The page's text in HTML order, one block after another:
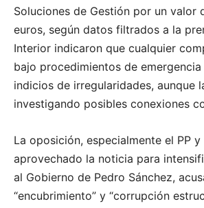
Soluciones de Gestión por un valor
euros, según datos filtrados a la
Interior indicaron que cualquier
bajo procedimientos de
indicios de irregularidades, aunque
investigando posibles conexiones
La oposición, especialmente el PP y
aprovechado la noticia para
al Gobierno de Pedro Sánchez,
“encubrimiento” y “corrupción